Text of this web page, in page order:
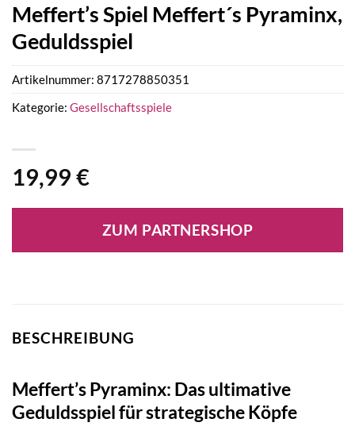
Meffert’s Spiel Meffert´s Pyraminx,
Geduldsspiel
19,99 €
ZUM PARTNERSHOP
Artikelnummer: 8717278850351
Kategorie: Gesellschaftsspiele
BESCHREIBUNG
Meffert’s Pyraminx: Das ultimative
Geduldsspiel für strategische Köpfe